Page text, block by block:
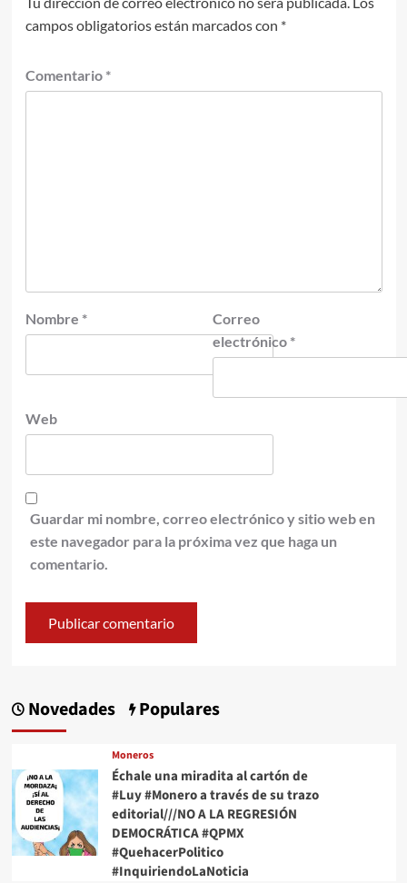
campos obligatorios están marcados con *
Comentario *
Nombre *
Correo
electrónico *
Web
Guardar mi nombre, correo electrónico y sitio web en
este navegador para la próxima vez que haga un
comentario.
Novedades Populares
Moneros
Échale una miradita al cartón de
#Luy #Monero a través de su trazo
editorial///NO A LA REGRESIÓN
DEMOCRÁTICA #QPMX
#QuehacerPolitico
#InquiriendoLaNoticia